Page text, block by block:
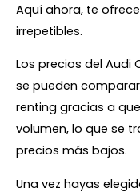
Aquí ahora, te
irrepetibles.
Los precios del Audi
se pueden
renting gracias a
volumen, lo que se
precios más bajos.
Una vez hayas